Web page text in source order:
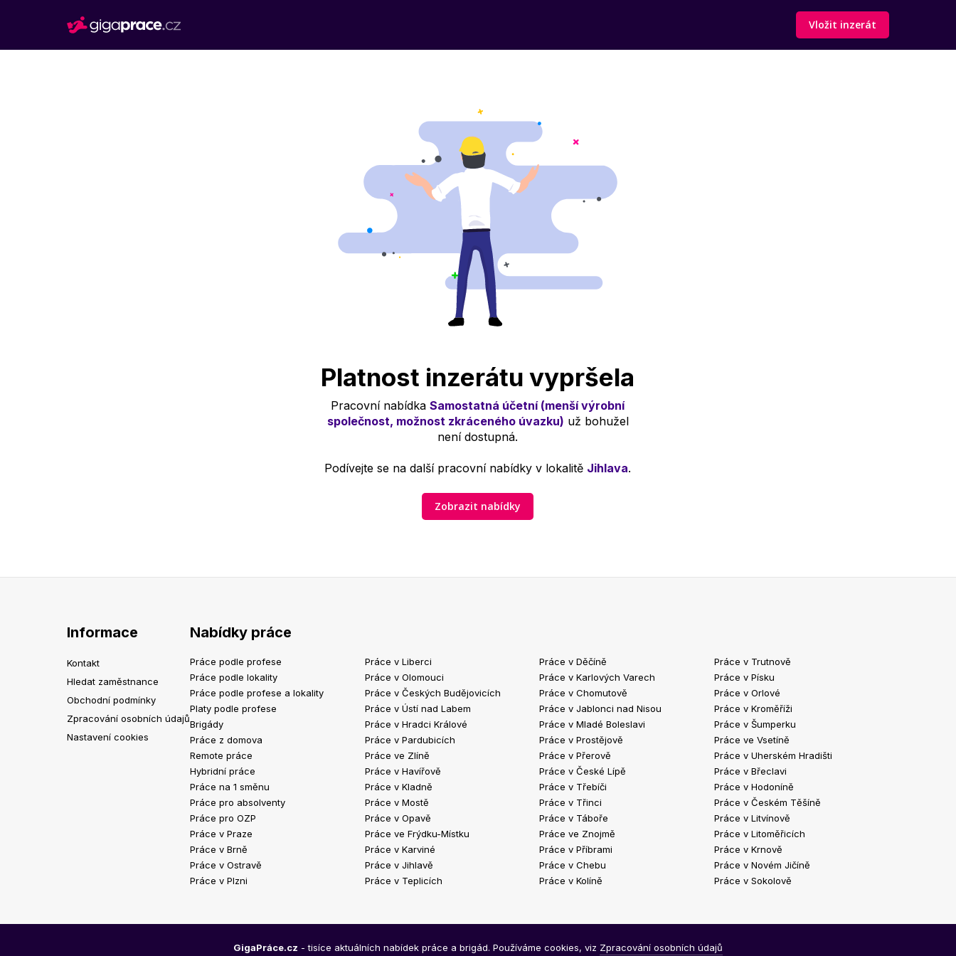
Vložit inzerát
Platnost inzerátu vypršela
Pracovní nabídkaSamostatná účetní (menší výrobní
společnost, možnost zkráceného úvazku) už bohužel
není dostupná.
Podívejte se na další pracovní nabídky v lokalitě Jihlava.
Zobrazit nabídky
Informace
Kontakt
Hledat zaměstnance
Obchodní podmínky
Zpracování osobních údajů
Nastavení cookies
Nabídky práce
Práce podle profese
Práce podle lokality
Práce podle profese a lokality
Platy podle profese
Brigády
Práce z domova
Remote práce
Hybridní práce
Práce na 1 směnu
Práce pro absolventy
Práce pro OZP
Práce v Praze
Práce v Brně
Práce v Ostravě
Práce v Plzni
Práce v Liberci
Práce v Olomouci
Práce v Českých Budějovicích
Práce v Ústí nad Labem
Práce v Hradci Králové
Práce v Pardubicích
Práce ve Zlíně
Práce v Havířově
Práce v Kladně
Práce v Mostě
Práce v Opavě
Práce ve Frýdku-Místku
Práce v Karviné
Práce v Jihlavě
Práce v Teplicích
Práce v Děčíně
Práce v Karlových Varech
Práce v Chomutově
Práce v Jablonci nad Nisou
Práce v Mladé Boleslavi
Práce v Prostějově
Práce v Přerově
Práce v České Lípě
Práce v Třebíči
Práce v Třinci
Práce v Táboře
Práce ve Znojmě
Práce v Příbrami
Práce v Chebu
Práce v Kolíně
Práce v Trutnově
Práce v Písku
Práce v Orlové
Práce v Kroměříži
Práce v Šumperku
Práce ve Vsetíně
Práce v Uherském Hradišti
Práce v Břeclavi
Práce v Hodoníně
Práce v Českém Těšíně
Práce v Litvínově
Práce v Litoměřicích
Práce v Krnově
Práce v Novém Jičíně
Práce v Sokolově
GigaPráce.cz - tisíce aktuálních nabídek práce a brigád. Používáme cookies, viz Zpracování osobních údajů